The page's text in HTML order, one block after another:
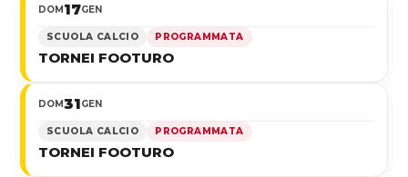
DOM17GEN
SCUOLA CALCIO PROGRAMMATA
TORNEI FOOTURO
DOM31GEN
SCUOLA CALCIO PROGRAMMATA
TORNEI FOOTURO